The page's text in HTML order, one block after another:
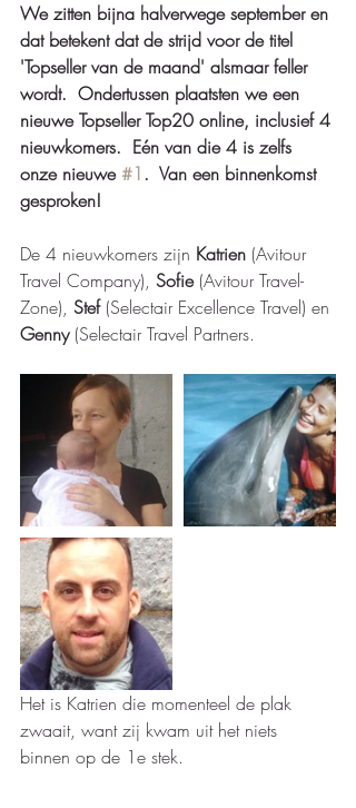
We zitten bijna halverwege september en
dat betekent dat de strijd voor de titel
'Topseller van de maand' alsmaar feller
wordt.  Ondertussen plaatsten we een
nieuwe Topseller Top20 online, inclusief 4
nieuwkomers.  Eén van die 4 is zelfs
onze nieuwe #1 .  Van een binnenkomst
gesproken!
De 4 nieuwkomers zijn Katrien (Avitour
Travel Company), Sofie (Avitour Travel-
Zone), Stef (Selectair Excellence Travel) en
Genny (Selectair Travel Partners.
Het is Katrien die momenteel de plak
zwaait, want zij kwam uit het niets
binnen op de 1e stek.